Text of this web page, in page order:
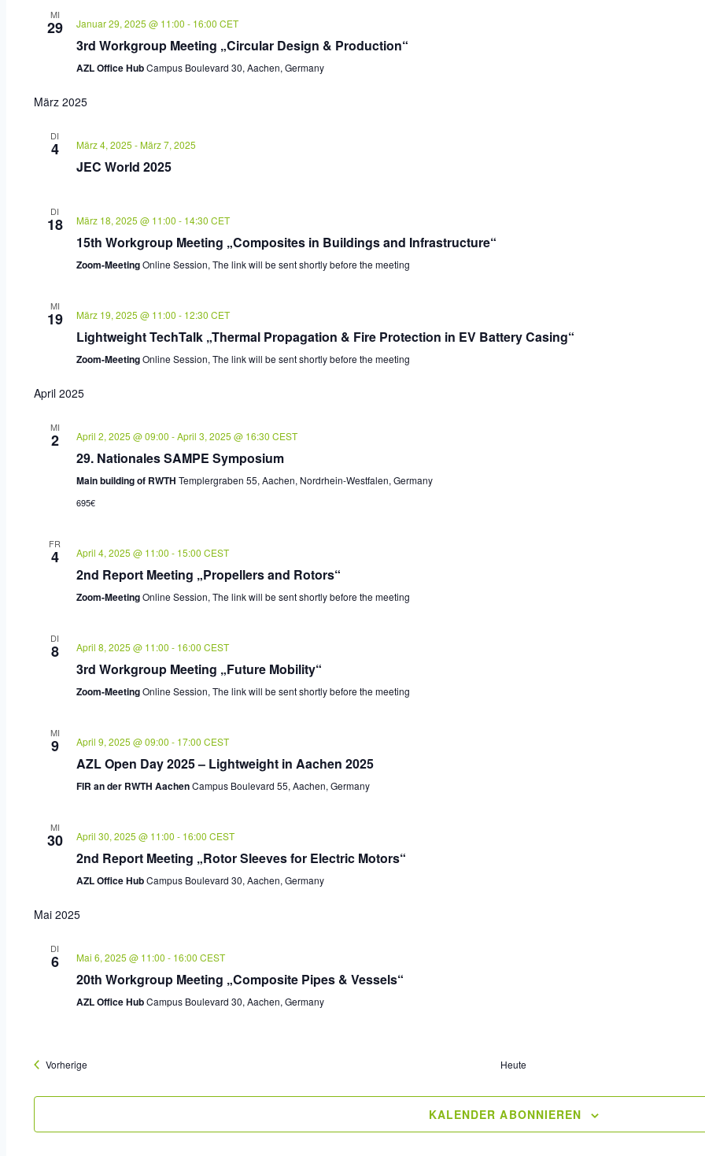
MI
29 Januar 29, 2025 @ 11:00 - 16:00 CET
3rd Workgroup Meeting „Circular Design & Production“
AZL Office HubCampus Boulevard 30, Aachen, Germany
März 2025
DI
4 März 4, 2025 -März 7, 2025
JEC World 2025
DI
18 März 18, 2025 @ 11:00 - 14:30 CET
15th Workgroup Meeting „Composites in Buildings and Infrastructure“
Zoom-MeetingOnline Session, The link will be sent shortly before the meeting
MI
19 März 19, 2025 @ 11:00 - 12:30 CET
Lightweight TechTalk „Thermal Propagation & Fire Protection in EV Battery Casing“
Zoom-MeetingOnline Session, The link will be sent shortly before the meeting
April 2025
MI
2 April 2, 2025 @ 09:00 -April 3, 2025 @ 16:30 CEST
29. Nationales SAMPE Symposium
Main building of RWTH Templergraben 55, Aachen, Nordrhein-Westfalen, Germany
695€
FR
4 April 4, 2025 @ 11:00 - 15:00 CEST
2nd Report Meeting „Propellers and Rotors“
Zoom-MeetingOnline Session, The link will be sent shortly before the meeting
DI
8 April 8, 2025 @ 11:00 - 16:00 CEST
3rd Workgroup Meeting „Future Mobility“
Zoom-MeetingOnline Session, The link will be sent shortly before the meeting
MI
9 April 9, 2025 @ 09:00 - 17:00 CEST
AZL Open Day 2025 – Lightweight in Aachen 2025
FIR an der RWTH AachenCampus Boulevard 55, Aachen, Germany
MI
30 April 30, 2025 @ 11:00 - 16:00 CEST
2nd Report Meeting „Rotor Sleeves for Electric Motors“
AZL Office HubCampus Boulevard 30, Aachen, Germany
Mai 2025
DI
6 Mai 6, 2025 @ 11:00 - 16:00 CEST
20th Workgroup Meeting „Composite Pipes & Vessels“
AZL Office HubCampus Boulevard 30, Aachen, Germany
VorherigeVeranstaltungen Heute
KALENDER ABONNIEREN